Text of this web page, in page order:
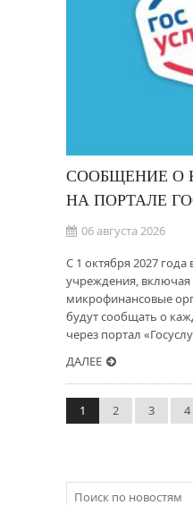
СООБЩЕНИЕ О
НА ПОРТАЛЕ
06 августа 2026
С 1 октября 2027 года
учреждения, включая
микрофинансовые
будут сообщать о
через портал
ДАЛЕЕ
1 2 3 4